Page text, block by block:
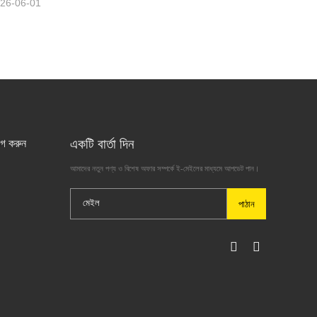
06-01
করুন একটি বার্তা দিন
আমাদের নতুন পণ্য ও বিশেষ অফার সম্পর্কে ই-মেইলের মাধ্যমে আপডেট পান।
পাঠান